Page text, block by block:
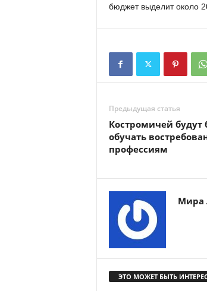
бюджет выделит около
Предыдущая статья
Костромичей будут
обучать
профессиям
Мира
ЭТО МОЖЕТ БЫТЬ